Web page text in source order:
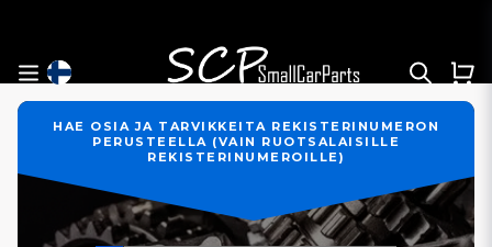
HAE OSIA JA TARVIKKEITA REKISTERINUMERON
PERUSTEELLA (VAIN RUOTSALAISILLE
REKISTERINUMEROILLE)